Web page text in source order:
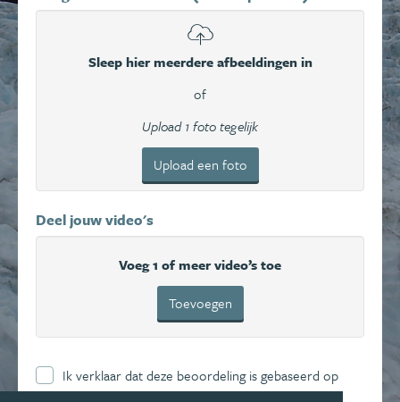
Sleep hier meerdere afbeeldingen in
of
Upload 1 foto tegelijk
Upload een foto
Deel jouw video's
Voeg 1 of meer video’s toe
Toevoegen
Ik verklaar dat deze beoordeling is gebaseerd op
mijn eigen ervaring en ga hierbij akkoord met de